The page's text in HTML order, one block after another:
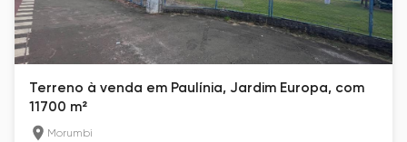
Terreno à venda em Paulínia, Jardim Europa, com
11700 m²
Morumbi